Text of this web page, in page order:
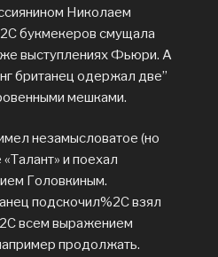
Николаем
букмекеров смущала
же выступлениях Фьюри. А
британец одержал две”
мешками.
незамысловатое (но
и поехал
Головкиным.
подскочил%2C взял
всем выражением
продолжать.